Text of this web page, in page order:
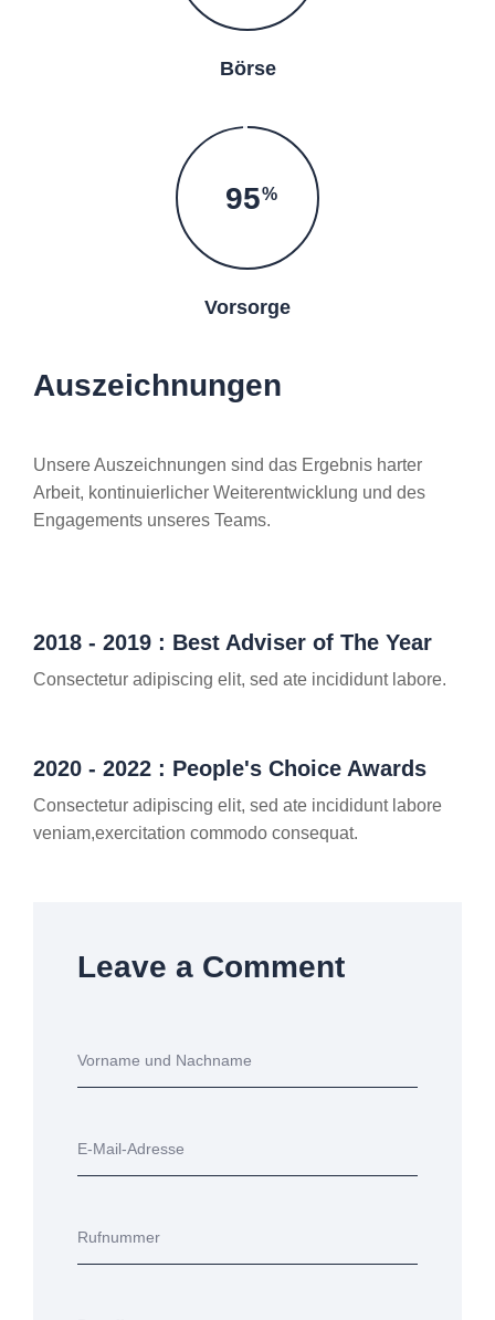
Börse
99%
Vorsorge
Auszeichnungen
Unsere Auszeichnungen sind das Ergebnis harter
Arbeit, kontinuierlicher Weiterentwicklung und des
Engagements unseres Teams.
2018 - 2019 : Best Adviser of The Year
Consectetur adipiscing elit, sed ate incididunt labore.
2020 - 2022 : People's Choice Awards
Consectetur adipiscing elit, sed ate incididunt labore
veniam,exercitation commodo consequat.
Leave a Comment